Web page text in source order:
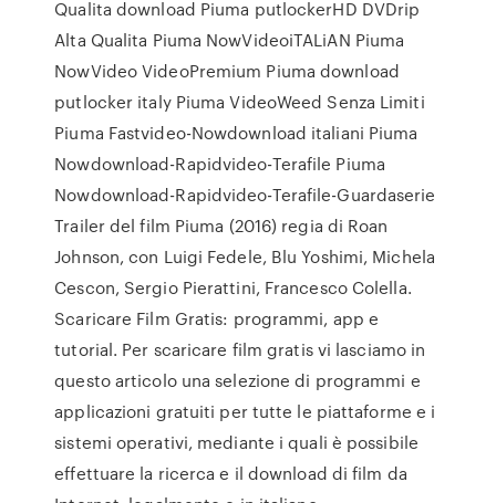
Qualita download Piuma putlockerHD DVDrip
Alta Qualita Piuma NowVideoiTALiAN Piuma
NowVideo VideoPremium Piuma download
putlocker italy Piuma VideoWeed Senza Limiti
Piuma Fastvideo-Nowdownload italiani Piuma
Nowdownload-Rapidvideo-Terafile Piuma
Nowdownload-Rapidvideo-Terafile-Guardaserie
Trailer del film Piuma (2016) regia di Roan
Johnson, con Luigi Fedele, Blu Yoshimi, Michela
Cescon, Sergio Pierattini, Francesco Colella.
Scaricare Film Gratis: programmi, app e
tutorial. Per scaricare film gratis vi lasciamo in
questo articolo una selezione di programmi e
applicazioni gratuiti per tutte le piattaforme e i
sistemi operativi, mediante i quali è possibile
effettuare la ricerca e il download di film da